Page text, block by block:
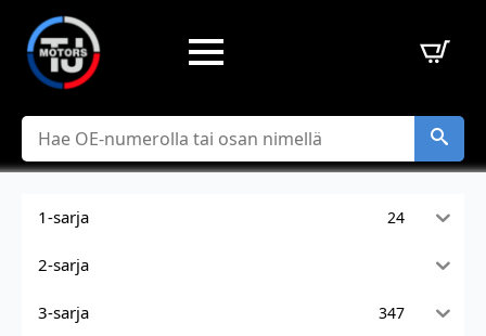
Hae
1-sarja 24
2-sarja
3-sarja 347